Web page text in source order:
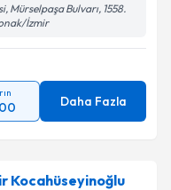
Mürselpaşa Bulvarı, 1558.
İzmir
Daha Fazla
Kocahüseyinoğlu